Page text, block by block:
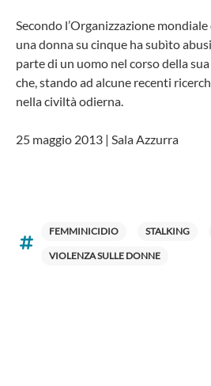
Secondo l’Organizzazione
una donna su cinque ha subìto
parte di un uomo nel corso della
che, stando ad alcune recenti
nella civiltà odierna.
25 maggio 2013 | Sala Azzurra
FEMMINICIDIO STALKING
VIOLENZA SULLE DONNE